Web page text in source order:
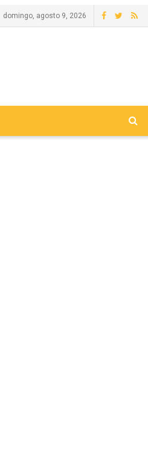
domingo, agosto 9, 2026